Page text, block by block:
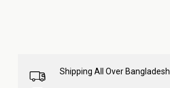
Shipping All Over Bangladesh